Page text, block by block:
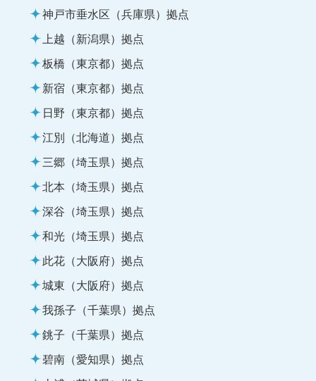
神戸市垂水区（兵庫県）拠点
上越（新潟県）拠点
板橋（東京都）拠点
新宿（東京都）拠点
日野（東京都）拠点
江別（北海道）拠点
三郷（埼玉県）拠点
北本（埼玉県）拠点
深谷（埼玉県）拠点
和光（埼玉県）拠点
此花（大阪府）拠点
城東（大阪府）拠点
我孫子（千葉県）拠点
銚子（千葉県）拠点
碧南（愛知県）拠点